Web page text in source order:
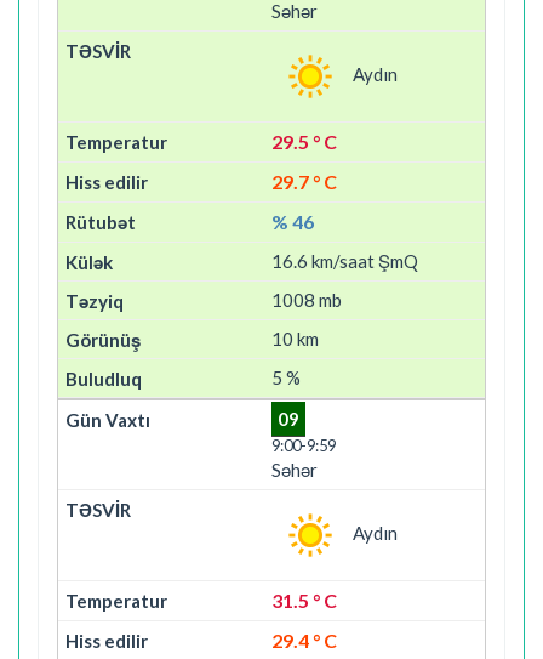
Səhər
Aydın
29.5 ° C
29.7 ° C
% 46
16.6 km/saat ŞmQ
1008 mb
10 km
5 %
09
9:00-9:59
Səhər
Aydın
31.5 ° C
29.4 ° C